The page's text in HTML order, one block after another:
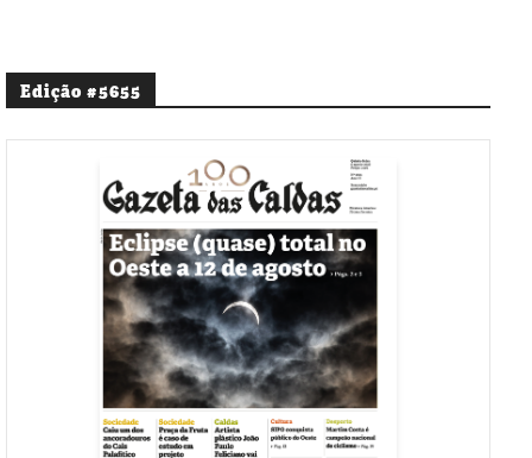
Edição #5655